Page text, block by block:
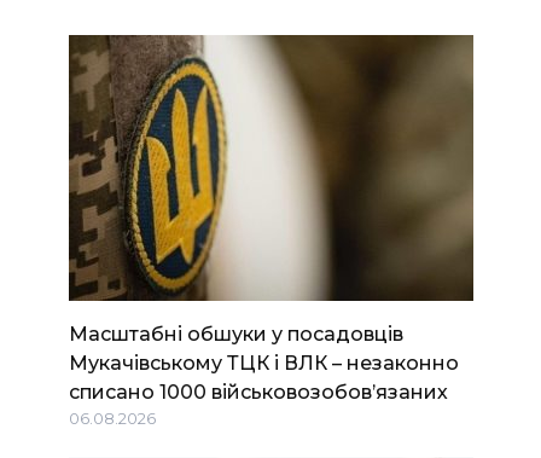
Масштабні обшуки у посадовців
Мукачівському ТЦК і ВЛК – незаконно
списано 1000 військовозобов’язаних
06.08.2026